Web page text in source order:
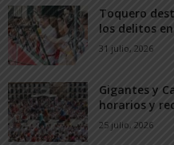
Toquero
los delitos
31 julio, 2026
Gigantes y
horarios y
25 julio, 2026